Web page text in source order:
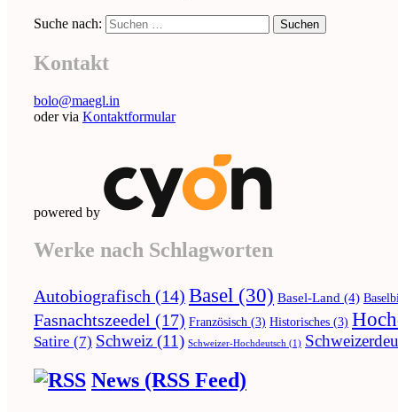
Suche nach:
Kontakt
bolo@maegl.in
oder via Kontaktformular
powered by
Werke nach Schlagworten
Autobiografisch (14) Basel (30) Basel-Land (4)
Fasnachtszeedel (17) Französisch (3) Historisches (3)
Satire (7) Schweiz (11) Schweizer-Hochdeutsch (1)
News (RSS Feed)